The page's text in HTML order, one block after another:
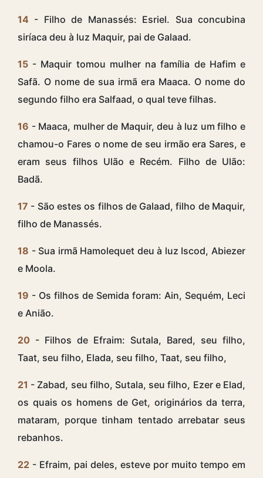
14 - Filho de Manassés: Esriel. Sua concubina
siríaca deu à luz Maquir, pai de Galaad.
15 - Maquir tomou mulher na família de Hafim e
Safã. O nome de sua irmã era Maaca. O nome do
segundo filho era Salfaad, o qual teve filhas.
16 - Maaca, mulher de Maquir, deu à luz um filho e
chamou-o Fares o nome de seu irmão era Sares, e
eram seus filhos Ulão e Recém. Filho de Ulão:
Badã.
17 - São estes os filhos de Galaad, filho de Maquir,
filho de Manassés.
18 - Sua irmã Hamolequet deu à luz Iscod, Abiezer
e Moola.
19 - Os filhos de Semida foram: Ain, Sequém, Leci
e Anião.
20 - Filhos de Efraim: Sutala, Bared, seu filho,
Taat, seu filho, Elada, seu filho, Taat, seu filho,
21 - Zabad, seu filho, Sutala, seu filho, Ezer e Elad,
os quais os homens de Get, originários da terra,
mataram, porque tinham tentado arrebatar seus
rebanhos.
22 - Efraim, pai deles, esteve por muito tempo em